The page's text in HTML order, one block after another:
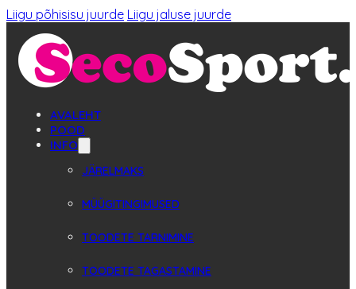
Liigu põhisisu juurde Liigu jaluse juurde
AVALEHT
POOD
INFO
JÄRELMAKS
MÜÜGITINGIMUSED
TOODETE TARNIMINE
TOODETE TAGASTAMINE